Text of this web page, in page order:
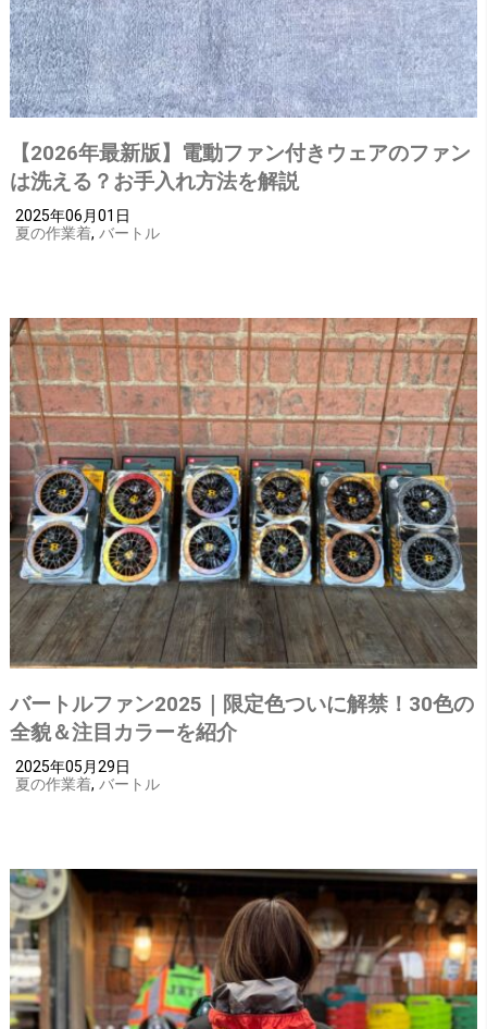
【2026年最新版】電動ファン付きウェアのファン
は洗える？お手入れ方法を解説
2025年06月01日
夏の作業着, バートル
バートルファン2025｜限定色ついに解禁！30色の
全貌＆注目カラーを紹介
2025年05月29日
夏の作業着, バートル